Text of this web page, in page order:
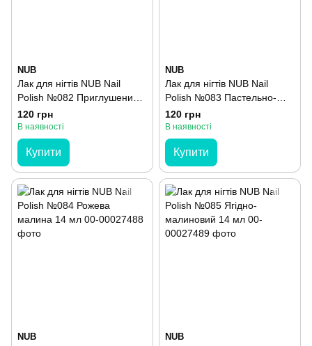
NUB
Лак для нігтів NUB Nail
Polish №082 Приглушений
рожевий 14 мл
120 грн
В наявності
Купити
NUB
Лак для нігтів NUB Nail
Polish №083 Пастельно-
рожевий 14 мл
120 грн
В наявності
Купити
NUB NUB